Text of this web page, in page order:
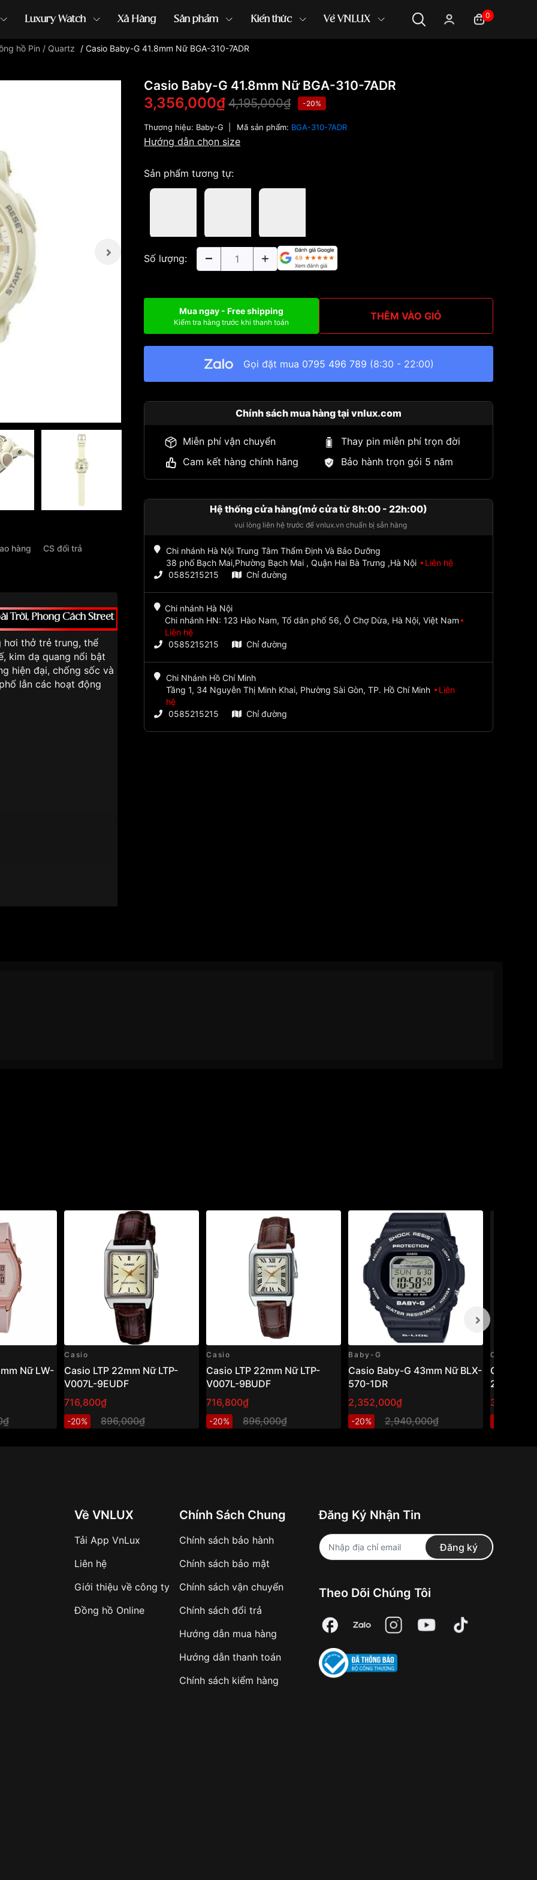
Luxury Watch Xả Hàng Sản phẩm Kiến thức Về VNLUX 0
hồ G-Shock đồng hồ Orient ...
hồ Pin / Quartz / Casio Baby-G 41.8mm Nữ BGA-310-7ADR
hàng CS đổi trả
Trời, Phong Cách Street
hơi thở trẻ trung, thể
kim dạ quang nổi bật
hiện đại, chống sốc và
lẫn các hoạt động
5 báo thức, lịch tự
số) với chế độ tự
dịch kim để xem
phái nữ yêu thích sự
kế chống sốc, chống
từ công sở, dạo phố
Casio Baby-G 41.8mm Nữ BGA-310-7ADR
3,356,000₫ 4,195,000₫ -20%
Thương hiệu: Baby-G Mã sản phẩm: BGA-310-7ADR
Hướng dẫn chọn size
Sản phẩm tương tự:
Số lượng:
Mua ngay - Free shipping
Kiểm tra hàng trước khi thanh toán THÊM VÀO GIỎ
Gọi đặt mua 0795 496 789 (8:30 - 22:00)
Chính sách mua hàng tại vnlux.com
Miễn phí vận chuyển
Thay pin miễn phí trọn đời
Cam kết hàng chính hãng
Bảo hành trọn gói 5 năm
Hệ thống cửa hàng(mở cửa từ 8h:00 - 22h:00)
vui lòng liên hệ trước để vnlux.vn chuẩn bị sẵn hàng
Chi nhánh Hà Nội Trung Tâm Thẩm Định Và Bảo Dưỡng
38 phố Bạch Mai,Phường Bạch Mai , Quận Hai Bà Trưng ,Hà Nội
Liên hệ
0585215215
Chỉ đường
Chi nhánh Hà Nội
Chi nhánh HN: 123 Hào Nam, Tổ dân phố 56, Ô Chợ Dừa, Hà Nội, Việt Nam
Liên hệ
0585215215
Chỉ đường
Chi Nhánh Hồ Chí Minh
Tầng 1, 34 Nguyễn Thị Minh Khai, Phường Sài Gòn, TP. Hồ Chí Minh
Liên
hệ
0585215215
Chỉ đường
Nữ LW-
Casio
Casio LTP 22mm Nữ LTP-
V007L-9EUDF
716,800₫
-20% 896,000₫
Casio
Casio LTP 22mm Nữ LTP-
V007L-9BUDF
716,800₫
-20% 896,000₫
Baby-G
Casio Baby-G 43mm Nữ BLX-
570-1DR
2,352,000₫
-20% 2,940,000₫
Casio
Casio
24-7ELDF
384,000₫
Về VNLUX
Tải App VnLux
Liên hệ
Giới thiệu về công ty
Đồng hồ Online
Chính Sách Chung
Chính sách bảo hành
Chính sách bảo mật
Chính sách vận chuyển
Chính sách đổi trả
Hướng dẫn mua hàng
Hướng dẫn thanh toán
Chính sách kiểm hàng
Đăng Ký Nhận Tin
Đăng ký
Theo Dõi Chúng Tôi